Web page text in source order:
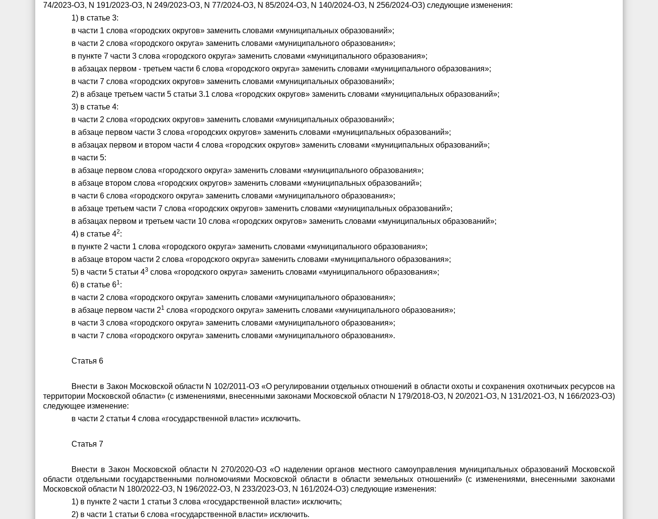
74/2023-ОЗ, N 191/2023-ОЗ, N 249/2023-ОЗ, N 77/2024-ОЗ, N 85/2024-ОЗ, N 140/2024-ОЗ, N 256/2024-ОЗ) следующие изменения:
1) в статье 3:
в части 1 слова «городских округов» заменить словами «муниципальных образований»;
в части 2 слова «городского округа» заменить словами «муниципального образования»;
в пункте 7 части 3 слова «городского округа» заменить словами «муниципального образования»;
в абзацах первом - третьем части 6 слова «городского округа» заменить словами «муниципального образования»;
в части 7 слова «городских округов» заменить словами «муниципальных образований»;
2) в абзаце третьем части 5 статьи 3.1 слова «городских округов» заменить словами «муниципальных образований»;
3) в статье 4:
в части 2 слова «городских округов» заменить словами «муниципальных образований»;
в абзаце первом части 3 слова «городских округов» заменить словами «муниципальных образований»;
в абзацах первом и втором части 4 слова «городских округов» заменить словами «муниципальных образований»;
в части 5:
в абзаце первом слова «городского округа» заменить словами «муниципального образования»;
в абзаце втором слова «городских округов» заменить словами «муниципальных образований»;
в части 6 слова «городского округа» заменить словами «муниципального образования»;
в абзаце третьем части 7 слова «городских округов» заменить словами «муниципальных образований»;
в абзацах первом и третьем части 10 слова «городских округов» заменить словами «муниципальных образований»;
4) в статье 42:
в пункте 2 части 1 слова «городского округа» заменить словами «муниципального образования»;
в абзаце втором части 2 слова «городского округа» заменить словами «муниципального образования»;
5) в части 5 статьи 43 слова «городского округа» заменить словами «муниципального образования»;
6) в статье 61:
в части 2 слова «городского округа» заменить словами «муниципального образования»;
в абзаце первом части 21 слова «городского округа» заменить словами «муниципального образования»;
в части 3 слова «городского округа» заменить словами «муниципального образования»;
в части 7 слова «городского округа» заменить словами «муниципального образования».
Статья 6
Внести в Закон Московской области N 102/2011-ОЗ «О регулировании отдельных отношений в области охоты и сохранения охотничьих ресурсов на
территории Московской области» (с изменениями, внесенными законами Московской области N 179/2018-ОЗ, N 20/2021-ОЗ, N 131/2021-ОЗ, N 166/2023-ОЗ)
следующее изменение:
в части 2 статьи 4 слова «государственной власти» исключить.
Статья 7
Внести в Закон Московской области N 270/2020-ОЗ «О наделении органов местного самоуправления муниципальных образований Московской
области отдельными государственными полномочиями Московской области в области земельных отношений» (с изменениями, внесенными законами
Московской области N 180/2022-ОЗ, N 196/2022-ОЗ, N 233/2023-ОЗ, N 161/2024-ОЗ) следующие изменения:
1) в пункте 2 части 1 статьи 3 слова «государственной власти» исключить;
2) в части 1 статьи 6 слова «государственной власти» исключить.